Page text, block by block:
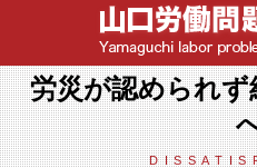
労災が認められず納得がいかない方へ |
問題のご相談は、弁護士法人牛見総合法
労災が認められ